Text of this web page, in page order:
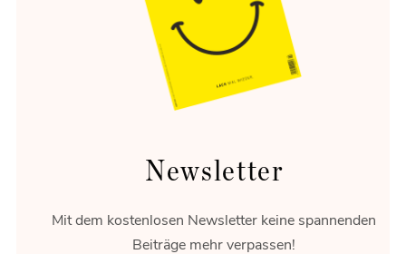
Stadtplanung ist kein Malen nach Zahlen.
Newsletter
Mit dem kostenlosen Newsletter keine spannenden
Beiträge mehr verpassen!